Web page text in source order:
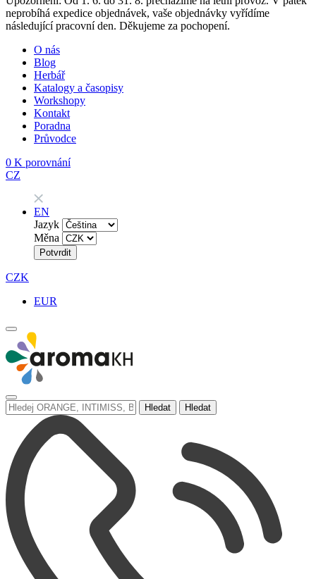
neprobíhá expedice objednávek, vaše objednávky vyřídíme
následující pracovní den. Děkujeme za pochopení.
O nás
Blog
Herbář
Katalogy a časopisy
Workshopy
Kontakt
Poradna
Průvodce
0 K porovnání
CZ
EN
Jazyk
Měna
Potvrdit
CZK
EUR
Hledat Hledat